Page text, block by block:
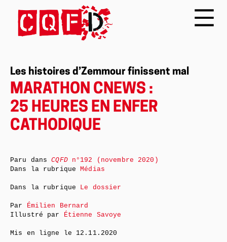
Les histoires d’Zemmour finissent mal
MARATHON CNEWS :
25 HEURES EN ENFER
CATHODIQUE
Paru dansCQFDn°192 (novembre 2020)
Dans la rubriqueMédias
Dans la rubrique Le dossier
Par Émilien Bernard
Illustré par Étienne Savoye
Mis en ligne le 12.11.2020